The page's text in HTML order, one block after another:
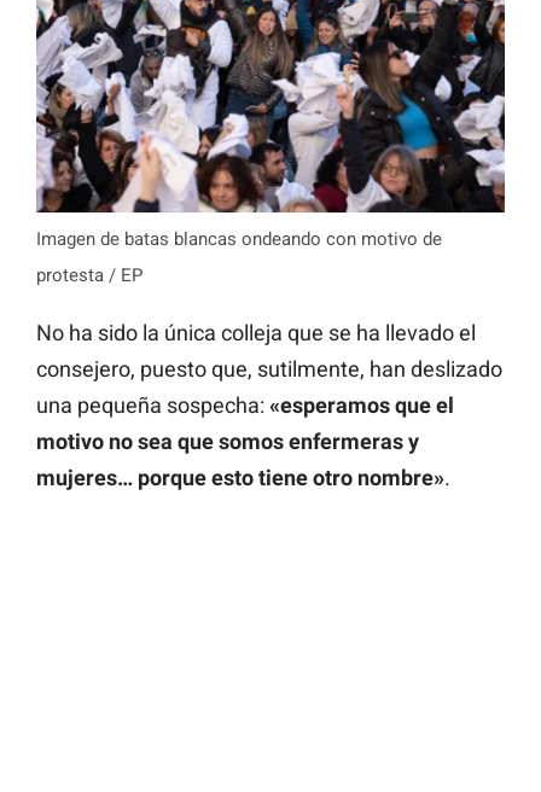
Imagen de batas blancas ondeando con motivo de
protesta / EP
No ha sido la única colleja que se ha llevado el
consejero, puesto que, sutilmente, han deslizado
una pequeña sospecha: «esperamos que el
motivo no sea que somos enfermeras y
mujeres… porque esto tiene otro nombre».